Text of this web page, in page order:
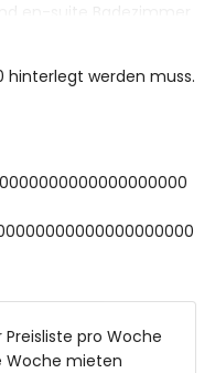
en-suite Badezimmer
hinterlegt werden muss.
Preisliste pro Woche
Woche mieten